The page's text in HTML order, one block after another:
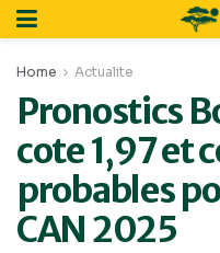
Home Actualite
Pronostics
cote 1,97 et
probables
CAN 2025